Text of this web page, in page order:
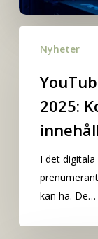
prenumeranter
Komplett
guide
Nyheter
2025:
I det
kan ha. De…